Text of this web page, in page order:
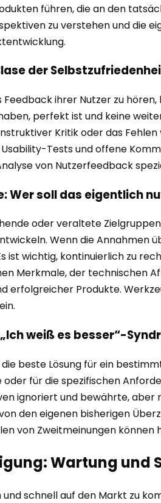
führen, die an den
zu verstehen und die
der
ihrer Nutzer zu
perfekt ist und keine
Kritik oder das
Tests und offene
von Nutzerfeedback
Wer soll das eigentlich
oder veraltete
Wenn die Annahmen
ist wichtig, kontinuierlich zu
Merkmale, der technischen
erfolgreicher Produkte.
weiß es besser“-
beste Lösung für ein
für die spezifischen
ignoriert und bewährte,
den eigenen bisherigen
von Zweitmeinungen können
Wartung und
schnell auf den Markt zu